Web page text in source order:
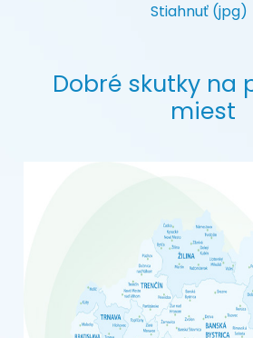
Stiahnuť (jpg)
Dobré skutky na
miest